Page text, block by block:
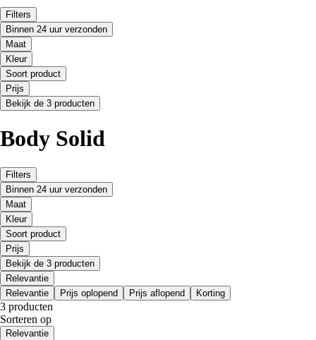
Filters
Binnen 24 uur verzonden
Maat
Kleur
Soort product
Prijs
Bekijk de 3 producten
Body Solid
Filters
Binnen 24 uur verzonden
Maat
Kleur
Soort product
Prijs
Bekijk de 3 producten
Relevantie
Relevantie
Prijs oplopend Prijs aflopend Korting
3 producten
Sorteren op
Relevantie